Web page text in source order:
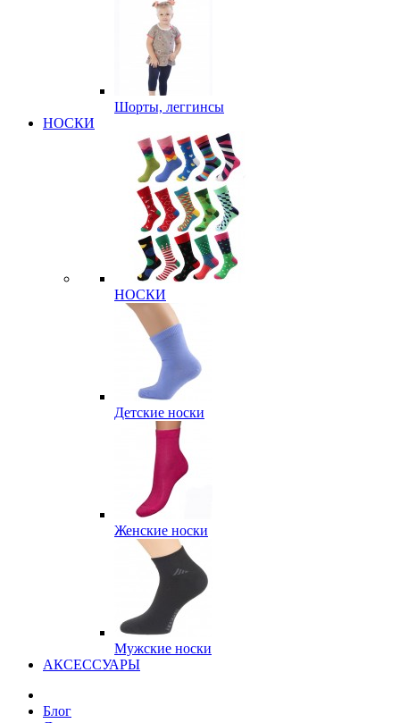
Шорты, леггинсы
НОСКИ
НОСКИ
Детские носки
Женские носки
Мужские носки
АКСЕССУАРЫ
Блог